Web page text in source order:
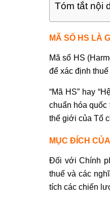
Tóm tắt nội
MÃ SỐ HS LÀ
Mã số HS
để xác định
“Mã HS” hay
chuẩn hóa quốc
thế giới của Tổ
MỤC ĐÍCH
Đối với Chính
thuế và các
tích các chiến